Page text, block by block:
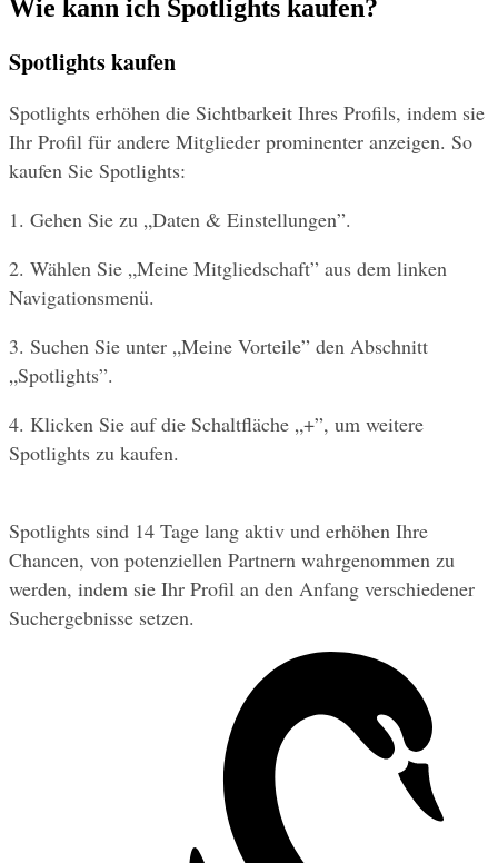
Wie kann ich Spotlights kaufen?
Spotlights kaufen
Spotlights erhöhen die Sichtbarkeit Ihres Profils, indem sie
Ihr Profil für andere Mitglieder prominenter anzeigen. So
kaufen Sie Spotlights:
1. Gehen Sie zu „Daten & Einstellungen”.
2. Wählen Sie „Meine Mitgliedschaft” aus dem linken
Navigationsmenü.
3. Suchen Sie unter „Meine Vorteile” den Abschnitt
„Spotlights”.
4. Klicken Sie auf die Schaltfläche „+”, um weitere
Spotlights zu kaufen.
Spotlights sind 14 Tage lang aktiv und erhöhen Ihre
Chancen, von potenziellen Partnern wahrgenommen zu
werden, indem sie Ihr Profil an den Anfang verschiedener
Suchergebnisse setzen.